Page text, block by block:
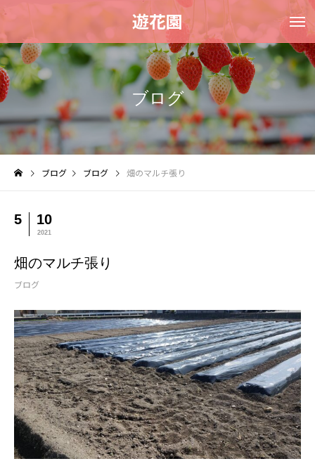
遊花園
ブログ
ブログ ブログ 畑のマルチ張り
5 10
2021
畑のマルチ張り
ブログ